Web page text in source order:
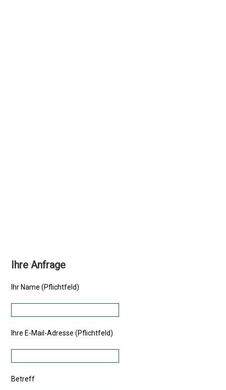
Ihre Anfrage
Ihr Name (Pflichtfeld)
Ihre E-Mail-Adresse (Pflichtfeld)
Betreff